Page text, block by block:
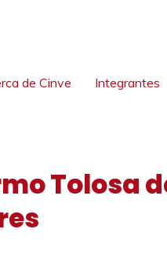
de Cinve Integrantes
Tolosa